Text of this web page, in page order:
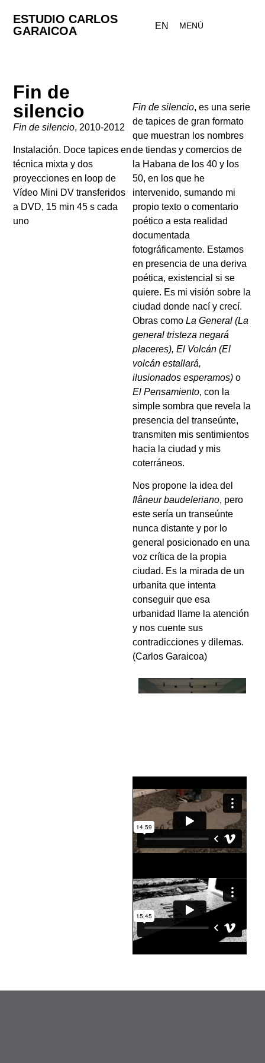
ESTUDIO CARLOS
GARAICOA
EN MENÚ
Fin de
silencio
Fin de silencio, 2010-2012
Instalación. Doce tapices en
técnica mixta y dos
proyecciones en loop de
Vídeo Mini DV transferidos
a DVD, 15 min 45 s cada
uno
Fin de silencio, es una serie
de tapices de gran formato
que muestran los nombres
de tiendas y comercios de
la Habana de los 40 y los
50, en los que he
intervenido, sumando mi
propio texto o comentario
poético a esta realidad
documentada
fotográficamente. Estamos
en presencia de una deriva
poética, existencial si se
quiere. Es mi visión sobre la
ciudad donde nací y crecí.
Obras como La General (La
general tristeza negará
placeres), El Volcán (El
volcán estallará,
ilusionados esperamos) o
El Pensamiento, con la
simple sombra que revela la
presencia del transeúnte,
transmiten mis sentimientos
hacia la ciudad y mis
coterráneos.
Nos propone la idea del
flâneur baudeleriano, pero
este sería un transeúnte
nunca distante y por lo
general posicionado en una
voz crítica de la propia
ciudad. Es la mirada de un
urbanita que intenta
conseguir que esa
urbanidad llame la atención
y nos cuente sus
contradicciones y dilemas.
(Carlos Garaicoa)